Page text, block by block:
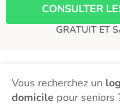
CONSULTER
GRATUIT ET
Vous recherchez un
domicile pour seniors